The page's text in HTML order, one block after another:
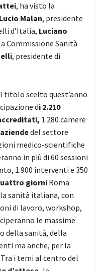
, ha visto la
Lucio Malan, presidente
d’Italia, Luciano
Commissione Sanità
, presidente di
titolo scelto quest’anno
di 2.210
1.280 camere
del settore
medico-scientifiche
in più di 60 sessioni
1.900 interventi e 350
giorni Roma
sanità italiana, con
di lavoro, workshop,
le massime
della sanità, della
ma anche, per la
i temi al centro del